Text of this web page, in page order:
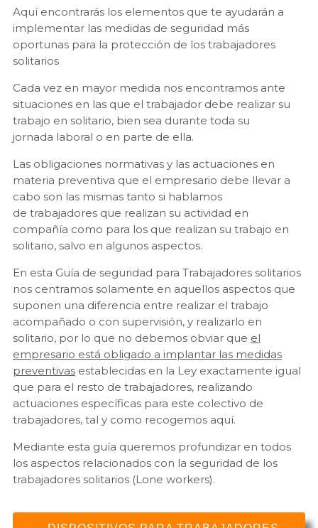
Aquí encontrarás los elementos que te ayudarán a
implementar las medidas de seguridad más
oportunas para la protección de los trabajadores
solitarios
Cada vez en mayor medida nos encontramos ante
situaciones en las que el trabajador debe realizar su
trabajo en solitario, bien sea durante toda su
jornada laboral o en parte de ella.
Las obligaciones normativas y las actuaciones en
materia preventiva que el empresario debe llevar a
cabo son las mismas tanto si hablamos
de trabajadores que realizan su actividad en
compañía como para los que realizan su trabajo en
solitario, salvo en algunos aspectos.
En esta Guía de seguridad para Trabajadores solitarios
nos centramos solamente en aquellos aspectos que
suponen una diferencia entre realizar el trabajo
acompañado o con supervisión, y realizarlo en
solitario, por lo que no debemos obviar que el
empresario está obligado a implantar las medidas
preventivasestablecidas en la Ley exactamente igual
que para el resto de trabajadores, realizando
actuaciones específicas para este colectivo de
trabajadores, tal y como recogemos aquí.
Mediante esta guía queremos profundizar en todos
los aspectos relacionados con la seguridad de los
trabajadores solitarios (Lone workers).